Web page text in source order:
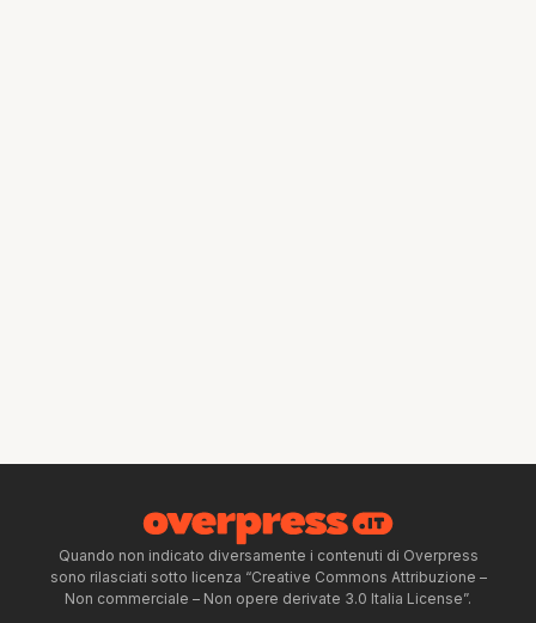
Quando non indicato diversamente i contenuti di Overpress
sono rilasciati sotto licenza “Creative Commons Attribuzione –
Non commerciale – Non opere derivate 3.0 Italia License”.